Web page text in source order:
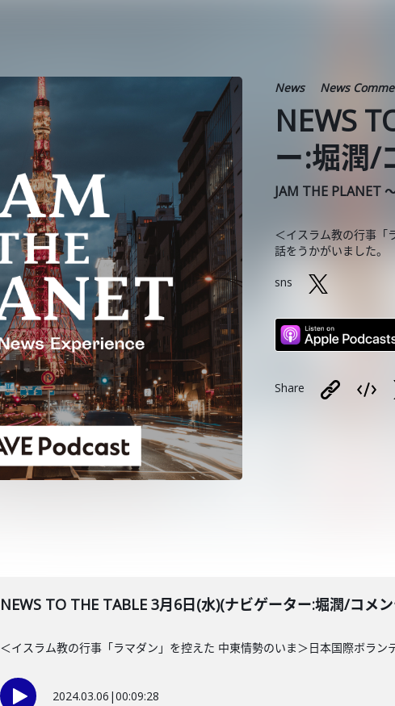
News News
NEWS
ー:堀潤/
JAM THE PLANET
＜イスラム教の行事「
話をうかがいました。
sns
Share
NEWS TO THE TABLE 3月6日(水)(ナビゲーター:堀潤/コメ
＜イスラム教の行事「ラマダン」を控えた 中東情勢のいま＞日本国際ボラン
2024.03.06 |00:09:28